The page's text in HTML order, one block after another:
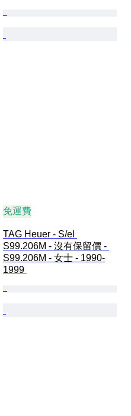
免運費
TAG Heuer - S/el
S99.206M - 沒有保留價 -
S99.206M - 女士 - 1990-
1999